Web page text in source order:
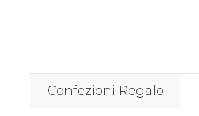
Confezioni Regalo